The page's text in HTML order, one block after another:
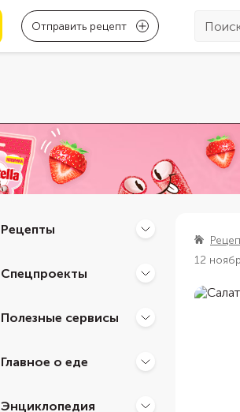
Отправить рецепт
Рецепты
Спецпроекты
Полезные сервисы
Главное о еде
Энциклопедия
12